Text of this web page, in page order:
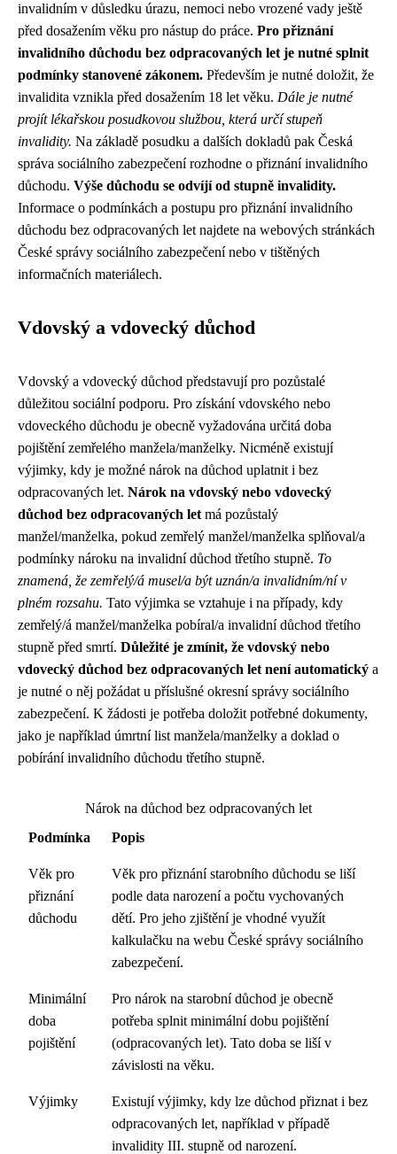
invalidním v důsledku úrazu, nemoci nebo vrozené vady ještě
před dosažením věku pro nástup do práce. Pro přiznání
invalidního důchodu bez odpracovaných let je nutné splnit
podmínky stanovené zákonem. Především je nutné doložit, že
invalidita vznikla před dosažením 18 let věku. Dále je nutné
projít lékařskou posudkovou službou, která určí stupeň
invalidity. Na základě posudku a dalších dokladů pak Česká
správa sociálního zabezpečení rozhodne o přiznání invalidního
důchodu. Výše důchodu se odvíjí od stupně invalidity.
Informace o podmínkách a postupu pro přiznání invalidního
důchodu bez odpracovaných let najdete na webových stránkách
České správy sociálního zabezpečení nebo v tištěných
informačních materiálech.
Vdovský a vdovecký důchod
Vdovský a vdovecký důchod představují pro pozůstalé
důležitou sociální podporu. Pro získání vdovského nebo
vdoveckého důchodu je obecně vyžadována určitá doba
pojištění zemřelého manžela/manželky. Nicméně existují
výjimky, kdy je možné nárok na důchod uplatnit i bez
odpracovaných let. Nárok na vdovský nebo vdovecký
důchod bez odpracovaných let má pozůstalý
manžel/manželka, pokud zemřelý manžel/manželka splňoval/a
podmínky nároku na invalidní důchod třetího stupně. To
znamená, že zemřelý/á musel/a být uznán/a invalidním/ní v
plném rozsahu. Tato výjimka se vztahuje i na případy, kdy
zemřelý/á manžel/manželka pobíral/a invalidní důchod třetího
stupně před smrtí. Důležité je zmínit, že vdovský nebo
vdovecký důchod bez odpracovaných let není automatický a
je nutné o něj požádat u příslušné okresní správy sociálního
zabezpečení. K žádosti je potřeba doložit potřebné dokumenty,
jako je například úmrtní list manžela/manželky a doklad o
pobírání invalidního důchodu třetího stupně.
Nárok na důchod bez odpracovaných let
Podmínka
Popis
Věk pro
přiznání
důchodu
Věk pro přiznání starobního důchodu se liší
podle data narození a počtu vychovaných
dětí. Pro jeho zjištění je vhodné využít
kalkulačku na webu České správy sociálního
zabezpečení.
Minimální
doba
pojištění
Pro nárok na starobní důchod je obecně
potřeba splnit minimální dobu pojištění
(odpracovaných let). Tato doba se liší v
závislosti na věku.
Výjimky
Existují výjimky, kdy lze důchod přiznat i bez
odpracovaných let, například v případě
invalidity III. stupně od narození.